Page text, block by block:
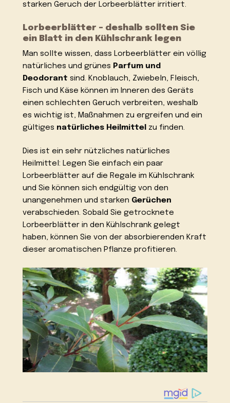
starken Geruch der Lorbeerblätter irritiert.
Lorbeerblätter – deshalb sollten Sie
ein Blatt in den Kühlschrank legen
Man sollte wissen, dass Lorbeerblätter ein völlig
natürliches und grünes Parfum und
Deodorant sind. Knoblauch, Zwiebeln, Fleisch,
Fisch und Käse können im Inneren des Geräts
einen schlechten Geruch verbreiten, weshalb
es wichtig ist, Maßnahmen zu ergreifen und ein
gültiges natürliches Heilmittel zu finden.
Dies ist ein sehr nützliches natürliches
Heilmittel: Legen Sie einfach ein paar
Lorbeerblätter auf die Regale im Kühlschrank
und Sie können sich endgültig von den
unangenehmen und starken Gerüchen
verabschieden. Sobald Sie getrocknete
Lorbeerblätter in den Kühlschrank gelegt
haben, können Sie von der absorbierenden Kraft
dieser aromatischen Pflanze profitieren.